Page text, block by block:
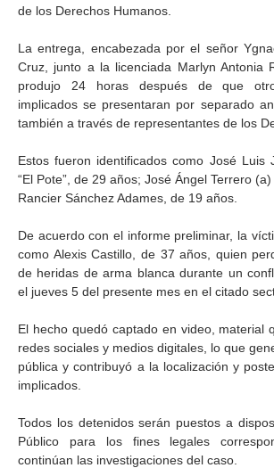
de los Derechos Humanos.
La entrega, encabezada por el señor
Cruz, junto a la licenciada Marlyn Antonia
produjo 24 horas después de que
implicados se presentaran por separado
también a través de representantes de los
Estos fueron identificados como José Luis
“El Pote”, de 29 años; José Ángel Terrero
Rancier Sánchez Adames, de 19 años.
De acuerdo con el informe preliminar, la
como Alexis Castillo, de 37 años, quien
de heridas de arma blanca durante un
el jueves 5 del presente mes en el citado
El hecho quedó captado en video, material
redes sociales y medios digitales, lo que
pública y contribuyó a la localización y
implicados.
Todos los detenidos serán puestos a
Público para los fines legales
continúan las investigaciones del caso.